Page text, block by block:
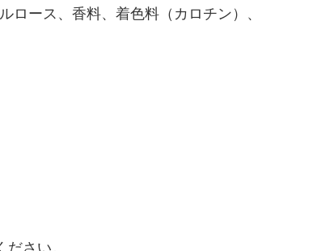
ロース、香料、着色料（カロチン）、